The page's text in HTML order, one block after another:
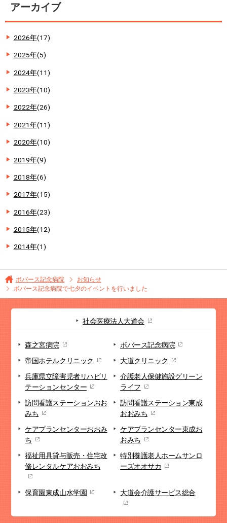
アーカイブ
2026年(17)
2025年(5)
2024年(11)
2023年(10)
2022年(26)
2021年(11)
2020年(10)
2019年(9)
2018年(6)
2017年(15)
2016年(23)
2015年(12)
2014年(1)
ボバース記念病院
お知らせ
ボバース記念病院で七夕のイベントを行いました
社会医療法人大道会
森之宮病院
ボバース記念病院
帝国ホテルクリニック
大道クリニック
兵庫県立障害児者リハビリ
テーションセンター
介護老人保健施設グリーン
ライフ
訪問看護ステーションおお
みち
訪問看護ステーション東成
おおみち
ケアプランセンターおおみ
ち
ケアプランセンター東成お
おみち
福祉用具貸与販売・住宅改
修レンタルケアおおみち
特別養護老人ホームサンロ
ーズオオサカ
保育園東成山水学園 大道会介護サービス総合